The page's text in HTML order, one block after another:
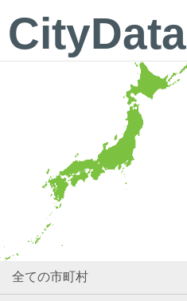
CityData
全ての市町村